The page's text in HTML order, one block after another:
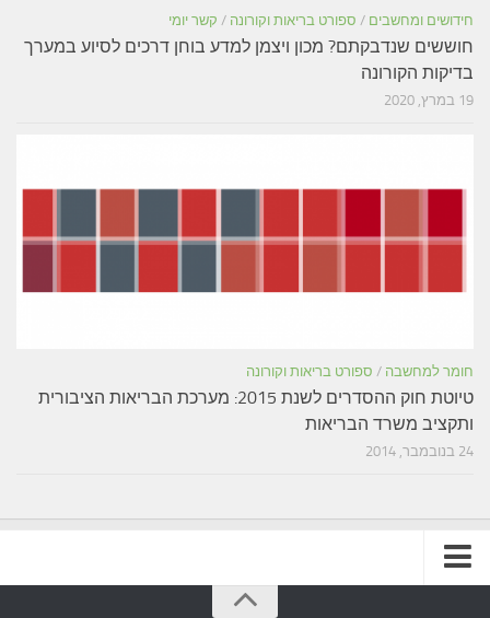
חידושים ומחשבים / ספורט בריאות וקורונה / קשר יומי
חוששים שנדבקתם? מכון ויצמן למדע בוחן דרכים לסיוע במערך
בדיקות הקורונה
19 במרץ, 2020
חומר למחשבה / ספורט בריאות וקורונה
טיוטת חוק ההסדרים לשנת 2015: מערכת הבריאות הציבורית
ותקציב משרד הבריאות
24 בנובמבר, 2014